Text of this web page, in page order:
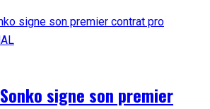
signe son premier